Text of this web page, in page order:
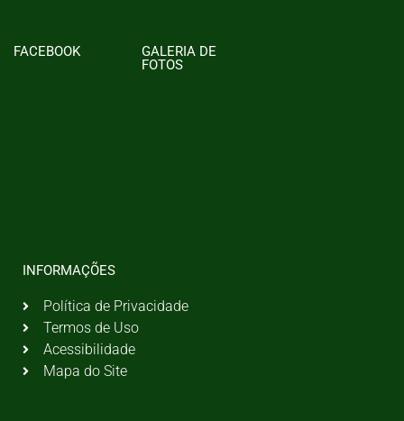
FACEBOOK
GALERIA DE
FOTOS
INFORMAÇÕES
Política de Privacidade
Termos de Uso
Acessibilidade
Mapa do Site